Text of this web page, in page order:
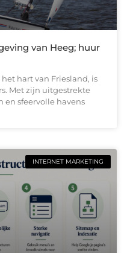
van Heeg; huur
hart van Friesland, is
Met zijn uitgestrekte
en sfeervolle havens
INTERNET MARKETING